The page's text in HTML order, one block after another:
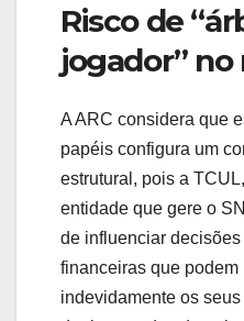
Risco de
jogador”
A ARC considera que
papéis configura um
estrutural, pois a
entidade que gere o
de influenciar
financeiras que podem
indevidamente os